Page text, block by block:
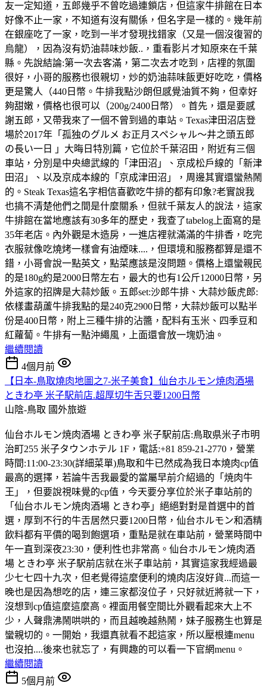
友一定知道，五郎幾乎不曾吃過連鎖店，但這家牛排館在日本
好像不止一家，不知道有沒有關係，但名字是一樣的。幾年前
在銀座吃了一家，吃到一半才發現找錯家（又是一個沒復習的
烏龍），因為沒有奶油蒜味炒飯..，重看影片才知原來在千葉
縣。先說結論:第一次去客滿，第二次去才吃到，店𥚃的氛圍
很好，小哥的服務也很親切，炒的奶油蒜味飯更好吃吃，價格
更是驚人（440日幣。牛排我點沙朗但感覺油質不夠，但幸好
夠甜嫩，價格也很可以（200g/2400日幣）。首先，還是要感
謝五郎，又帶我來了一個不曾到過的車站。Texas津田沼店登
場於2017年「孤独のグルメ お正月スペシャル～井之頭五郎
の長い一日 」大晦日特別篇，它位於千葉沼田，附近有三個
車站，分別是中央總武線的「津田沼」、京成松戶線的「新津
田沼」、以及京成本線的「京成津田沼」，周邊其實還蠻熱鬧
的。Steak Texas這名字相信喜歡吃牛排的都有印象?老實說我
也搞不清楚他們之間是什麼關系，但就千葉友人的說法，這家
牛排館在當地應該有30多年的歷史，我查了tabelog上面寫的是
35年老店。內外觀是木造房，一進店裡就滿滿的牛排香，吃完
衣服就像吃燒烤一樣會有油煙味....，但環境和服務都算是還不
錯，小哥會說一點英文，點菜應該是沒問題。價格上還蠻親民
的是180g約是2000日幣左右，最大的也有1公斤12000日幣，另
外這家的招牌是大蒜炒飯。五郎set:沙郎牛排、大蒜炒飯虎郎:
依樣畫葫蘆牛排我點的是240克2900日幣，大蒜炒飯可以點半
份是400日幣，附上三種牛排的沾醬，配料有玉米、四季豆和
紅蘿蔔。牛排有一點沖繩風，上面還會放一塊奶油。
繼續閱讀
4個月前
【日本-鳥取燒肉地圖之7-米子美食】仙台ホルモン焼肉酒場
ときわ亭 米子駅前店.超厚切牛舌只要1200日幣
山陰-鳥取 國外旅遊
仙台ホルモン焼肉酒場 ときわ亭 米子駅前店:鳥取県米子市明
治町255 米子タウンホテル 1F，電話:+81 859-21-2770，營業
時間:11:00-23:30(詳細菜單)鳥取和牛已然成為我日本燒肉cp值
最高的選擇，若論牛舌我最愛的當屬早前介紹過的「焼肉牛
王」，但要說視味覺的cp值，今天要分享位於米子車站前的
「仙台ホルモン焼肉酒場 ときわ亭」絕絕對對是首選中的首
選，厚到不行的牛舌居然只要1200日幣，仙台ホルモン和酒精
飲料都有平價的喝到飽選項，重點是就在車站前，營業時間中
午一直到深夜23:30，便利性也非常高。仙台ホルモン焼肉酒
場 ときわ亭 米子駅前店就在米子車站前，其實這家我經過最
少七七四十九次，但老覺得這麼便利的燒肉店沒好貨...而這一
晚也是因為想吃的店，連三家都沒位子，只好就近將就一下，
沒想到cp值這麼這麼高。裡面用餐空間比外觀看起來大上不
少，人聲鼎沸鬧哄哄的，而且越晚越熱鬧，妹子服務生也算是
蠻親切的。一開始，我還真就看不起這家，所以壓根連menu
也沒拍....後來也就忘了，有興趣的可以看一下官網menu。
繼續閱讀
5個月前